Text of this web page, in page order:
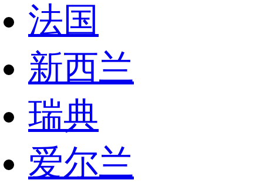
法国
新西兰
瑞典
爱尔兰